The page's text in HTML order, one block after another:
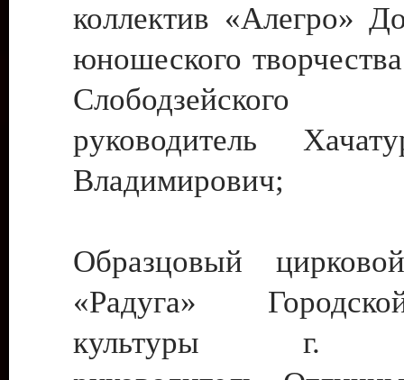
коллектив «Алегро»
юношеского
руководитель
Владимирович;
Образцовый
«Радуга»
культуры г.